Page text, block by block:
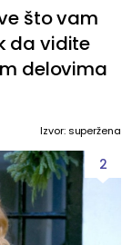
što vam
da vidite
delovima
Izvor: superžena
2